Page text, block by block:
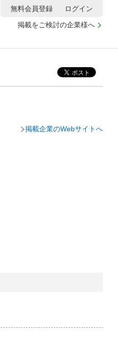
掲載をご検討の企業様へ
無料会員登録 ログイン
掲載企業のWebサイトへ